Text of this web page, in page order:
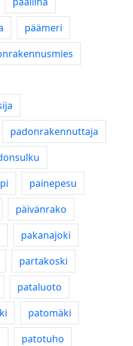
päämeri
padonrakennuttaja
painepesu
päivänrako
pakanajoki
partakoski
pataluoto
patomäki
patotuho